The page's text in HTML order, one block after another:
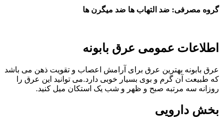
گروه مصرفی: ضد التهاب ها ضد میگرن ها
اطلاعات عمومی عرق بابونه
عرق بابونه بهترین عرق برای آرامش اعصاب و تقویت ذهن می باشد
که طبیعت آن گرم و بوی بسیار خوبی دارد.می توانید این عرق را
روزانه سه مرتبه صبح و ظهر و شب یک استکان میل کنید.
بخش دارویی